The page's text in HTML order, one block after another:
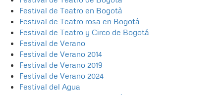
Festival de Teatro en Bogotà
Festival de Teatro rosa en Bogotá
Festival de Teatro y Circo de Bogotá
Festival de Verano
Festival de Verano 2014
Festival de Verano 2019
Festival de Verano 2024
Festival del Agua